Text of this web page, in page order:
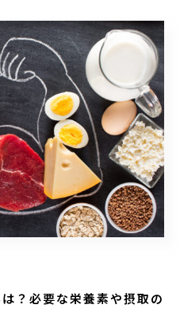
？必要な栄養素や摂取の